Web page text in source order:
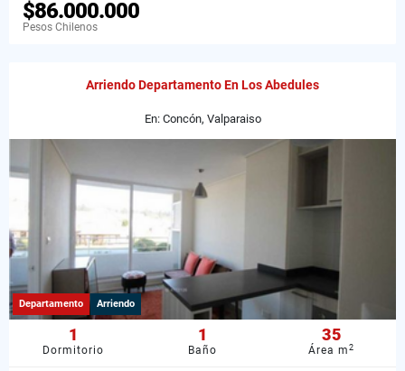
$86.000.000
Pesos Chilenos
Arriendo Departamento En Los Abedules
En: Concón, Valparaiso
Departamento Arriendo
1
Dormitorio
1
Baño
35
Área m2